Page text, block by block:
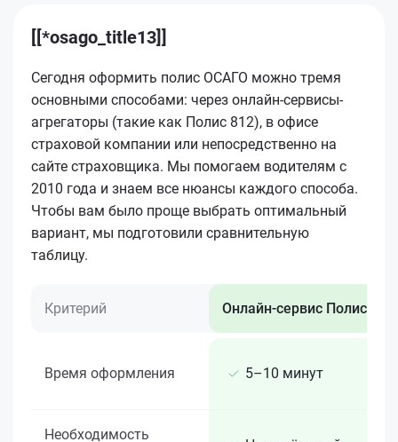
[[*osago_title13]]
Сегодня оформить полис ОСАГО можно тремя
основными способами: через онлайн-сервисы-
агрегаторы (такие как Полис 812), в офисе
страховой компании или непосредственно на
сайте страховщика. Мы помогаем водителям с
2010 года и знаем все нюансы каждого способа.
Чтобы вам было проще выбрать оптимальный
вариант, мы подготовили сравнительную
таблицу.
Критерий Онлайн-сервис Полис 812
Время оформления 5–10 минут
Необходимость